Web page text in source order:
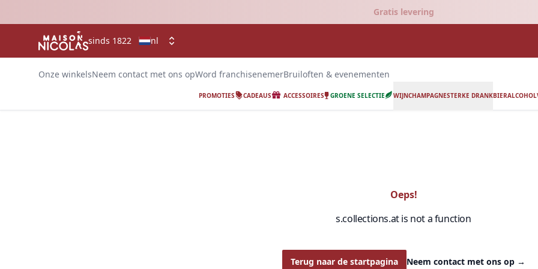
Gratis levering
sinds 1822 nl
Onze winkelsNeem contact met ons opWord franchisenemerBruiloften & evenementen
PROMOTIES CADEAUS ACCESSOIRES GROENE SELECTIE WIJNCHAMPAGNESTERKE DRANKBIER
Oeps!
s.collections.at is not a function
Terug naar de startpagina Neem contact met ons op →